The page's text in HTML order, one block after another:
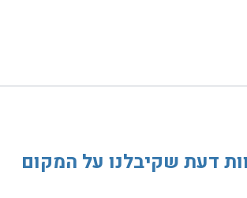
דעת שקיבלנו על המקום